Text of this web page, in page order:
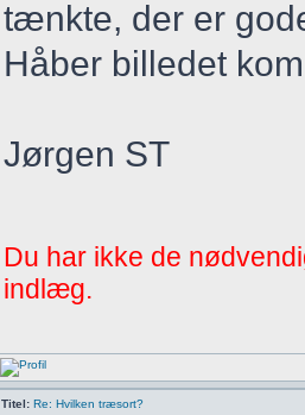
tænkte, der er
Håber billedet
Jørgen ST
Du har ikke de
indlæg.
Titel: Re: Hvilken træsort?